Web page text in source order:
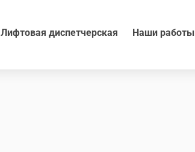
Лифтовая диспетчерская Наши работы